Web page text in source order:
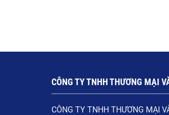
CÔNG TY TNHH THƯƠNG MẠI
CÔNG TY TNHH THƯƠNG MẠI